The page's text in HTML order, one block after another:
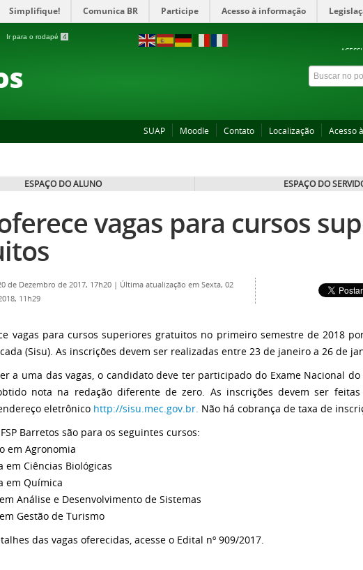
Simplifique! Comunica BR Participe Acesso à informação
Ir para o rodapé 4
SUAP Moodle Contato Localização Acesso
ESPAÇO DO ALUNO ESPAÇO DO
vagas para cursos
de Dezembro de 2017, 17h20 | Última atualização em Sexta, 02
11h29
vagas para cursos superiores gratuitos no primeiro semestre de 2018
(Sisu). As inscrições devem ser realizadas entre 23 de janeiro a 26 de
a uma das vagas, o candidato deve ter participado do Exame Nacional do
nota na redação diferente de zero. As inscrições devem ser feitas
eletrônico http://sisu.mec.gov.br. Não há cobrança de taxa de
Barretos são para os seguintes cursos:
em Agronomia
em Ciências Biológicas
em Química
Análise e Desenvolvimento de Sistemas
Gestão de Turismo
das vagas oferecidas, acesse o Edital nº 909/2017.